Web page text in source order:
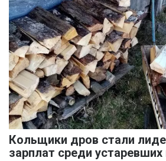
Кольщики дров стали
зарплат среди